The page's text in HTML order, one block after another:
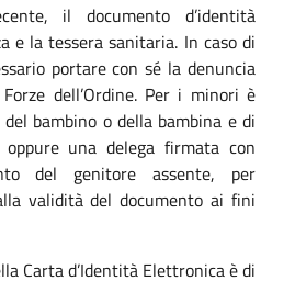
il documento d’identità
e la tessera sanitaria. In caso di
portare con sé la denuncia
dell’Ordine. Per i minori è
bambino o della bambina e di
una delega firmata con
del genitore assente, per
validità del documento ai fini
Carta d’Identità Elettronica è di